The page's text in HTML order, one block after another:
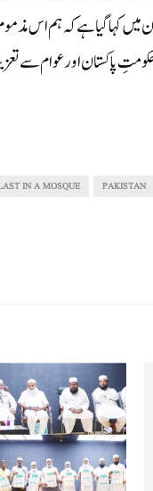
میں کہا گیا ہے کہ ہم اس
پاکستان اور عوام سے
PAKISTAN
IN A MOSQUE